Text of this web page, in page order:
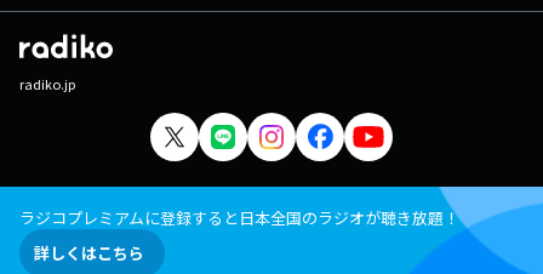
radiko.jp
ラジコプレミアムに登録すると日本全国のラジオが聴き放題！
詳しくはこちら